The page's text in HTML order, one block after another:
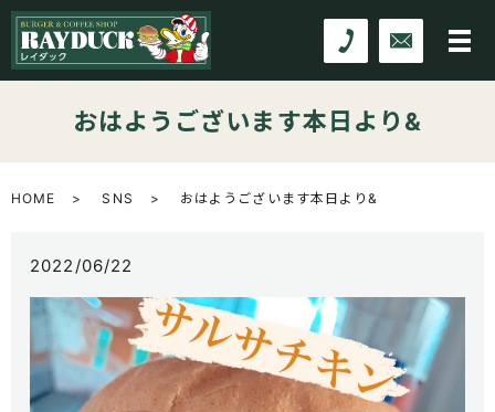
おはようございます本日より&
HOME SNS おはようございます本日より&
2022/06/22